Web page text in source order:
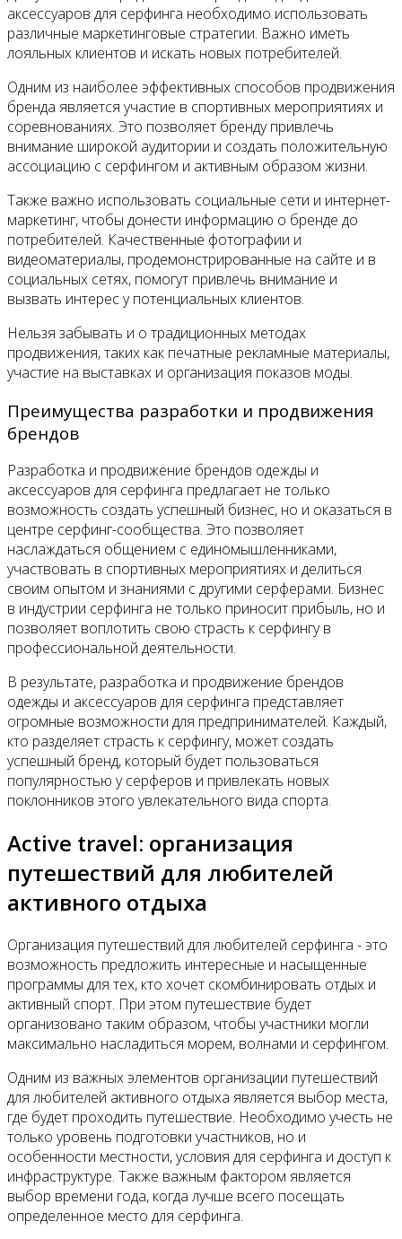
аксессуаров для серфинга необходимо использовать
различные маркетинговые стратегии. Важно иметь
лояльных клиентов и искать новых потребителей.
Одним из наиболее эффективных способов продвижения
бренда является участие в спортивных мероприятиях и
соревнованиях. Это позволяет бренду привлечь
внимание широкой аудитории и создать положительную
ассоциацию с серфингом и активным образом жизни.
Также важно использовать социальные сети и интернет-
маркетинг, чтобы донести информацию о бренде до
потребителей. Качественные фотографии и
видеоматериалы, продемонстрированные на сайте и в
социальных сетях, помогут привлечь внимание и
вызвать интерес у потенциальных клиентов.
Нельзя забывать и о традиционных методах
продвижения, таких как печатные рекламные материалы,
участие на выставках и организация показов моды.
Преимущества разработки и продвижения
брендов
Разработка и продвижение брендов одежды и
аксессуаров для серфинга предлагает не только
возможность создать успешный бизнес, но и оказаться в
центре серфинг-сообщества. Это позволяет
наслаждаться общением с единомышленниками,
участвовать в спортивных мероприятиях и делиться
своим опытом и знаниями с другими серферами. Бизнес
в индустрии серфинга не только приносит прибыль, но и
позволяет воплотить свою страсть к серфингу в
профессиональной деятельности.
В результате, разработка и продвижение брендов
одежды и аксессуаров для серфинга представляет
огромные возможности для предпринимателей. Каждый,
кто разделяет страсть к серфингу, может создать
успешный бренд, который будет пользоваться
популярностью у серферов и привлекать новых
поклонников этого увлекательного вида спорта.
Active travel: организация
путешествий для любителей
активного отдыха
Организация путешествий для любителей серфинга - это
возможность предложить интересные и насыщенные
программы для тех, кто хочет скомбинировать отдых и
активный спорт. При этом путешествие будет
организовано таким образом, чтобы участники могли
максимально насладиться морем, волнами и серфингом.
Одним из важных элементов организации путешествий
для любителей активного отдыха является выбор места,
где будет проходить путешествие. Необходимо учесть не
только уровень подготовки участников, но и
особенности местности, условия для серфинга и доступ к
инфраструктуре. Также важным фактором является
выбор времени года, когда лучше всего посещать
определенное место для серфинга.